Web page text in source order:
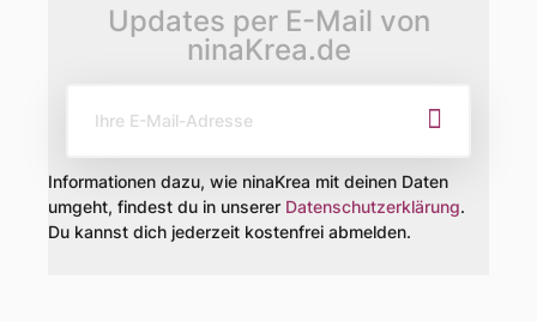
Updates per E-Mail von
ninaKrea.de
Informationen dazu, wie ninaKrea mit deinen Daten
umgeht, findest du in unserer Datenschutzerklärung.
Du kannst dich jederzeit kostenfrei abmelden.